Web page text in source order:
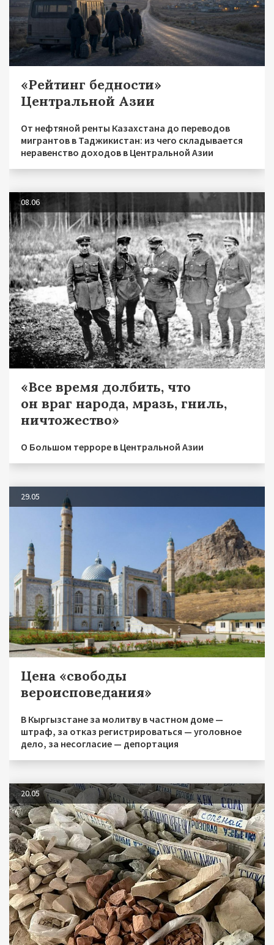
«Рейтинг бедности»
Центральной Азии
От нефтяной ренты Казахстана до переводов
мигрантов в Таджикистан: из чего складывается
неравенство доходов в Центральной Азии
08.06
«Все время долбить, что
он враг народа, мразь, гниль,
ничтожество»
О Большом терроре в Центральной Азии
29.05
Цена «свободы
вероисповедания»
В Кыргызстане за молитву в частном доме —
штраф, за отказ регистрироваться — уголовное
дело, за несогласие — депортация
20.05